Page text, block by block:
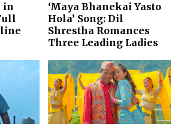
in
‘Maya Bhanekai Yasto
Hola’ Song: Dil
Shrestha Romances
Three Leading Ladies